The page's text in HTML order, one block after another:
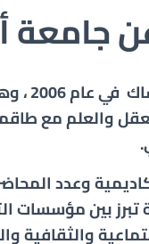
تأسست
والعلم مع
وعدد
تبرز بين مؤسسات
والثقافية